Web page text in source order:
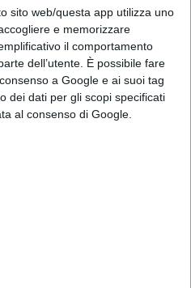
sito web/questa app utilizza uno
e memorizzare
il comportamento
dell’utente. È possibile fare
a Google e ai suoi tag
dei dati per gli scopi specificati
al consenso di Google.
Zelda: l’attore
aveva completato
le riprese prima
della morte
Lionsgate
prepara il sequel